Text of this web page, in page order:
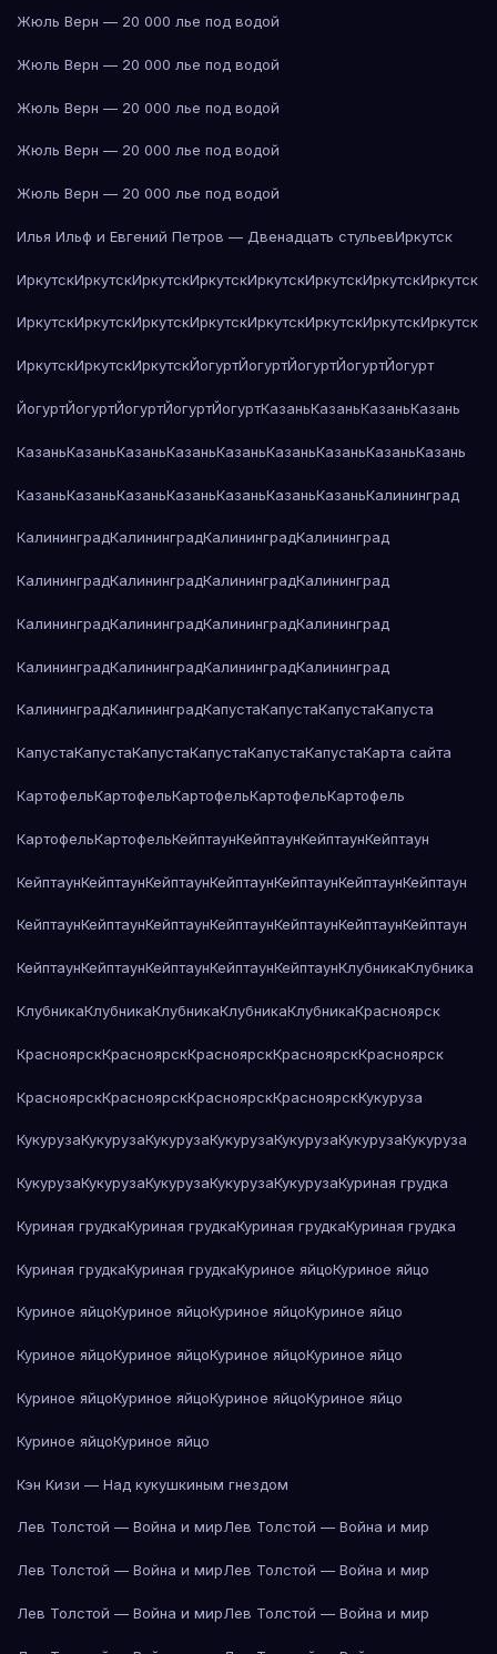
Жюль Верн — 20 000 лье под водой
Жюль Верн — 20 000 лье под водой
Жюль Верн — 20 000 лье под водой
Жюль Верн — 20 000 лье под водой
Жюль Верн — 20 000 лье под водой
Илья Ильф и Евгений Петров — Двенадцать стульевИркутск
ИркутскИркутскИркутскИркутскИркутскИркутскИркутскИркутск
ИркутскИркутскИркутскИркутскИркутскИркутскИркутскИркутск
ИркутскИркутскИркутскЙогуртЙогуртЙогуртЙогуртЙогурт
ЙогуртЙогуртЙогуртЙогуртЙогуртКазаньКазаньКазаньКазань
КазаньКазаньКазаньКазаньКазаньКазаньКазаньКазаньКазань
КазаньКазаньКазаньКазаньКазаньКазаньКазаньКалининград
КалининградКалининградКалининградКалининград
КалининградКалининградКалининградКалининград
КалининградКалининградКалининградКалининград
КалининградКалининградКалининградКалининград
КалининградКалининградКапустаКапустаКапустаКапуста
КапустаКапустаКапустаКапустаКапустаКапустаКарта сайта
КартофельКартофельКартофельКартофельКартофель
КартофельКартофельКейптаунКейптаунКейптаунКейптаун
КейптаунКейптаунКейптаунКейптаунКейптаунКейптаунКейптаун
КейптаунКейптаунКейптаунКейптаунКейптаунКейптаунКейптаун
КейптаунКейптаунКейптаунКейптаунКейптаунКлубникаКлубника
КлубникаКлубникаКлубникаКлубникаКлубникаКрасноярск
КрасноярскКрасноярскКрасноярскКрасноярскКрасноярск
КрасноярскКрасноярскКрасноярскКрасноярскКукуруза
КукурузаКукурузаКукурузаКукурузаКукурузаКукурузаКукуруза
КукурузаКукурузаКукурузаКукурузаКукурузаКуриная грудка
Куриная грудкаКуриная грудкаКуриная грудкаКуриная грудка
Куриная грудкаКуриная грудкаКуриное яйцоКуриное яйцо
Куриное яйцоКуриное яйцоКуриное яйцоКуриное яйцо
Куриное яйцоКуриное яйцоКуриное яйцоКуриное яйцо
Куриное яйцоКуриное яйцоКуриное яйцоКуриное яйцо
Куриное яйцоКуриное яйцо
Кэн Кизи — Над кукушкиным гнездом
Лев Толстой — Война и мирЛев Толстой — Война и мир
Лев Толстой — Война и мирЛев Толстой — Война и мир
Лев Толстой — Война и мирЛев Толстой — Война и мир